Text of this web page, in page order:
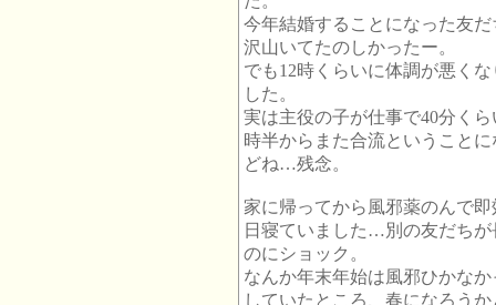
今年結婚することになった友
沢山いてたのしかったー。
でも12時くらいに体調が悪く
した。
実は主役の子が仕事で40分く
時半からまた合流ということ
どね…残念。
家に帰ってから風邪薬のんで
日寝ていました…別の友だち
のにショック。
なんか年末年始は風邪ひかな
していたところ、春になろう